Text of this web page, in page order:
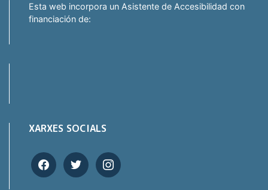
Esta web incorpora un Asistente de Accesibilidad con
financiación de:
XARXES SOCIALS
facebooktwitter instagram